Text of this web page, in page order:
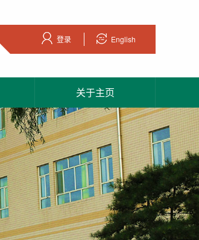
登录 English
关于主页